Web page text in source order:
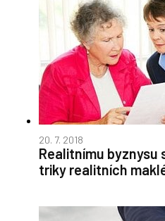
20. 7. 2018
Realitnímu byznysu
triky realitních